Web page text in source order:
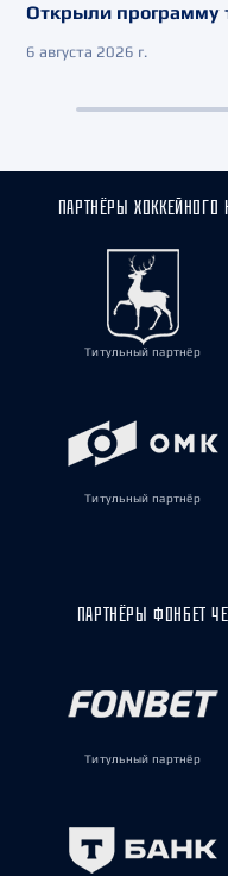
Открыли программу
6 августа 2026 г.
ПАРТНЁРЫ ХОККЕЙНОГО
Титульный партнёр
Титульный партнёр
ПАРТНЁРЫ ФОНБЕТ
Титульный партнёр